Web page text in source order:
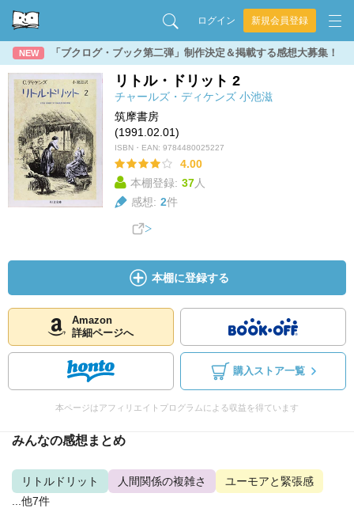
ログイン 新規会員登録
NEW 「ブクログ・ブック第二弾」制作決定＆掲載する感想大募集！
リトル・ドリット 2
チャールズ・ディケンズ 小池滋
筑摩書房
(1991.02.01)
ISBN・EAN: 9784480025227
4.00
本棚登録: 37人
感想: 2件
本棚に登録する
Amazon
詳細ページへ
購入ストア一覧
本ページはアフィリエイトプログラムによる収益を得ています
みんなの感想まとめ
リトルドリット 人間関係の複雑さ
ユーモアと緊張感
...他7件